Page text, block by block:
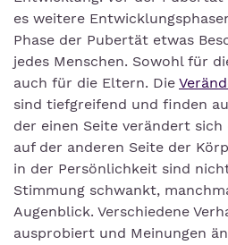
es weitere
Phase der Pubertät etwas
jedes Menschen. Sowohl für
auch für die Eltern. Die
sind tiefgreifend und finden
der einen Seite verändert
auf der anderen Seite der
in der Persönlichkeit sind
Stimmung schwankt,
Augenblick. Verschiedene
ausprobiert und Meinungen